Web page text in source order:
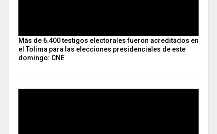
Más de 6.400 testigos electorales fueron acreditados en
el Tolima para las elecciones presidenciales de este
domingo: CNE